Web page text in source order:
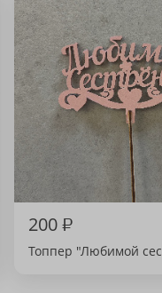
200₽
Топпер "Любимой